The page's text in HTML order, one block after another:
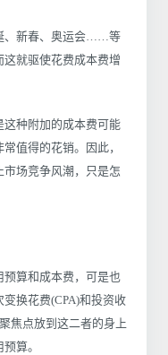
、新春、奥运会……等
就驱使花费成本费增
种附加的成本费可能
值得的花销。因此，
场竞争风潮，只是怎
算和成本费，可是也
换花费(CPA)和投资收
焦点放到这二者的身上
算。